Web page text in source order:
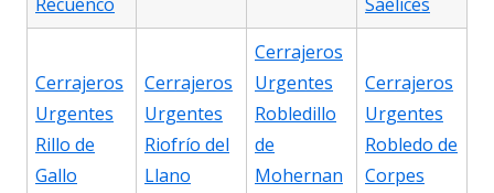
Cerrajeros
Urgentes
Rillo de
Gallo
Cerrajeros
Urgentes
Riofrío del
Llano
Cerrajeros
Urgentes
Robledillo
de
Mohernan
Cerrajeros
Urgentes
Robledo de
Corpes